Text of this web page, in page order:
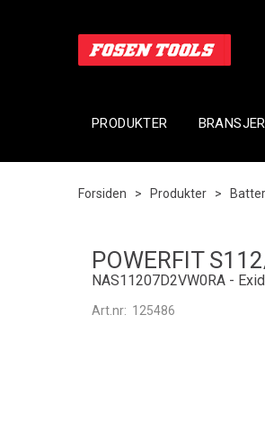
PRODUKTER BRANSJER
Forsiden > Produkter >
POWERFIT
NAS11207D2VW0RA -
Art.nr: 125486